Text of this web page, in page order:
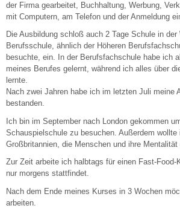
der Firma gearbeitet, Buchhaltung, Werbung,
mit Computern, am Telefon und der Anmeldung
Die Ausbildung schloß auch 2 Tage Schule in der
Berufsschule, ähnlich der Höheren
besuchte, ein. In der Berufsfachschule habe ich
meines Berufes gelernt, während ich alles über
lernte.
Nach zwei Jahren habe ich im letzten Juli meine
bestanden.
Ich bin im September nach London gekommen
Schauspielschule zu besuchen. Außerdem wollte
Großbritannien, die Menschen und ihre Mentalität
Zur Zeit arbeite ich halbtags für einen Fast-Food-
nur morgens stattfindet.
Nach dem Ende meines Kurses in 3 Wochen
arbeiten.